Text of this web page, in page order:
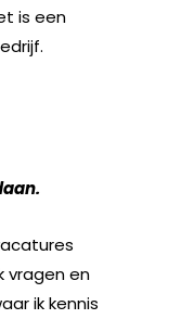
is een
vragen en
ik kennis